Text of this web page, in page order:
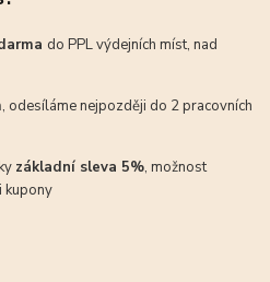
do PPL výdejních míst, nad
, odesíláme nejpozději do 2 pracovních
základní sleva 5%, možnost
kupony